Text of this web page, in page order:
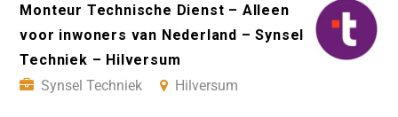
Monteur Technische Dienst – Alleen
voor inwoners van Nederland – Synsel
Techniek – Hilversum
Synsel Techniek
Hilversum